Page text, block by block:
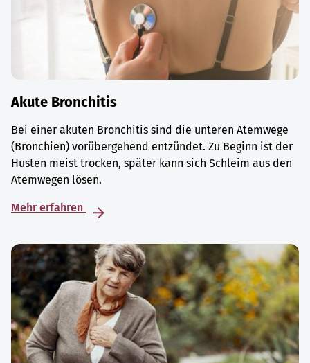
Akute Bronchitis
Bei einer akuten Bronchitis sind die unteren Atemwege
(Bronchien) vorübergehend entzündet. Zu Beginn ist der
Husten meist trocken, später kann sich Schleim aus den
Atemwegen lösen.
Mehr erfahren